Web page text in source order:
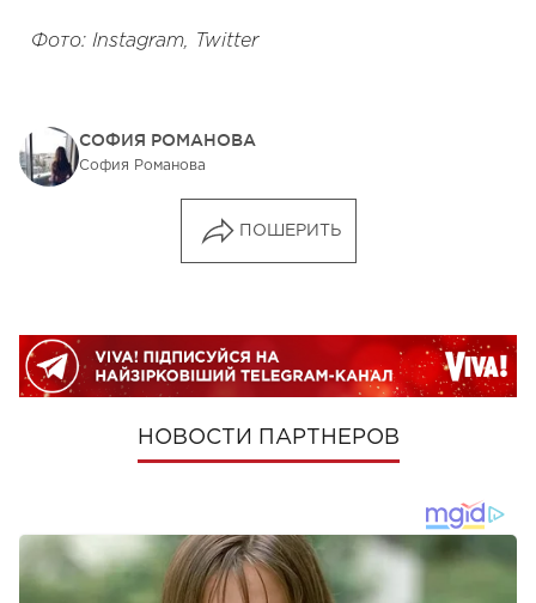
Фото: Instagram, Twitter
СОФИЯ РОМАНОВА
София Романова
ПОШЕРИТЬ
НОВОСТИ ПАРТНЕРОВ